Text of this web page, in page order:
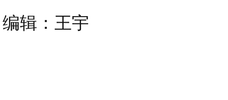
编辑：王宇